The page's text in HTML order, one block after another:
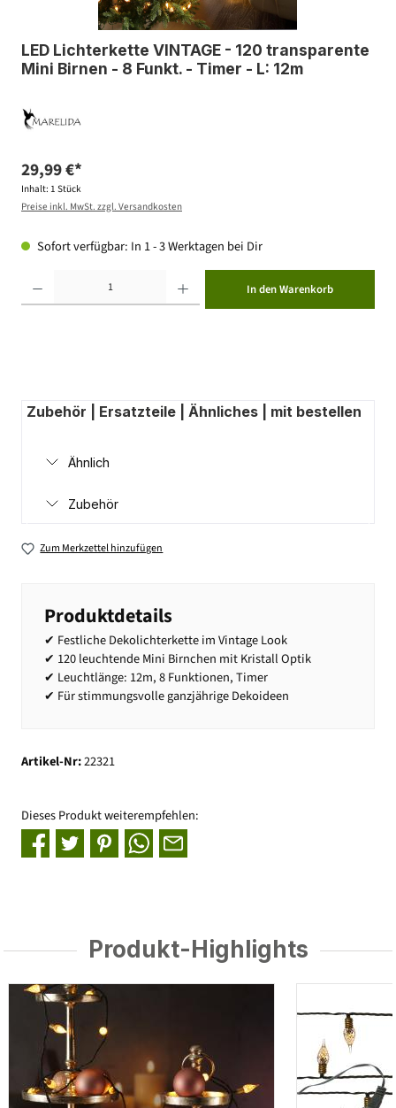
LED Lichterkette VINTAGE - 120 transparente
Mini Birnen - 8 Funkt. - Timer - L: 12m
29,99 €*
Inhalt: 1 Stück
Preise inkl. MwSt. zzgl. Versandkosten
Sofort verfügbar: In 1 - 3 Werktagen bei Dir
In den Warenkorb
Zubehör | Ersatzteile | Ähnliches | mit bestellen
Ähnlich
Zubehör
Zum Merkzettel hinzufügen
Produktdetails
✔ Festliche Dekolichterkette im Vintage Look
✔ 120 leuchtende Mini Birnchen mit Kristall Optik
✔ Leuchtlänge: 12m, 8 Funktionen, Timer
✔ Für stimmungsvolle ganzjährige Dekoideen
Artikel-Nr:22321
Dieses Produkt weiterempfehlen:
Produkt-Highlights